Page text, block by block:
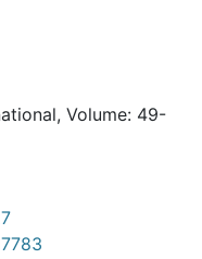
Volume: 49-